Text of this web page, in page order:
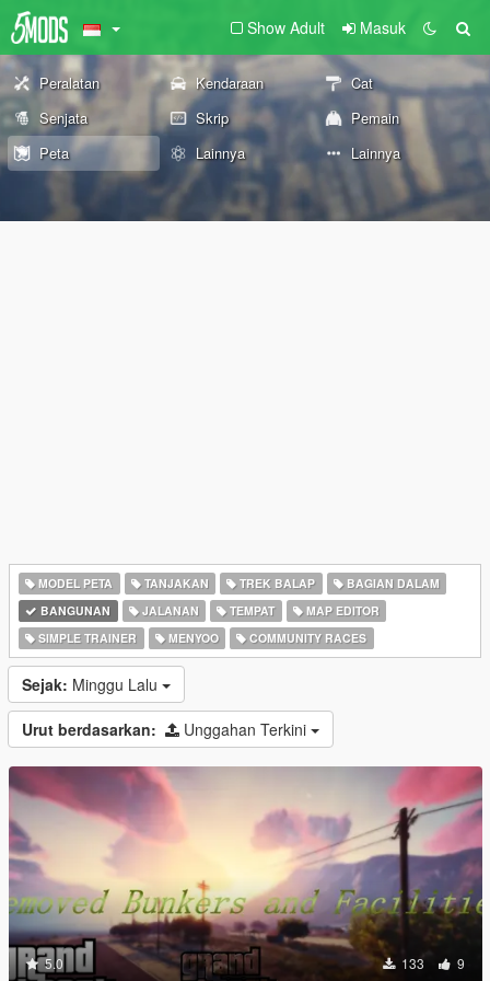
Show Adult Masuk
Peralatan Kendaraan
Cat
Senjata
Skrip
Pemain
Peta
Lainnya Lainnya
MODEL PETA TANJAKAN TREK BALAP
BAGIAN DALAM
BANGUNAN
JALANAN TEMPAT
MAP EDITOR
SIMPLE TRAINER
MENYOO COMMUNITY RACES
Sejak: Minggu Lalu
Urut berdasarkan: Unggahan Terkini
5.0 133 9